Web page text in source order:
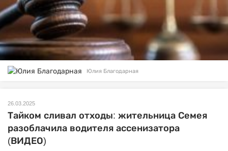
Юлия Благодарная
26.03.2025
Тайком сливал отходы: жительница Семея
разоблачила водителя ассенизатора
(ВИДЕО)